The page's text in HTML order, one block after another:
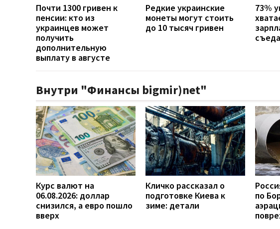
Почти 1300 гривен к
пенсии: кто из
украинцев может
получить
дополнительную
выплату в августе
Редкие украинские
монеты могут стоить
до 10 тысяч гривен
73%
Внутри "Финансы bigmir)net"
Курс валют на
06.08.2026: доллар
снизился, а евро пошло
вверх
Кличко рассказал о
подготовке Киева к
зиме: детали
по